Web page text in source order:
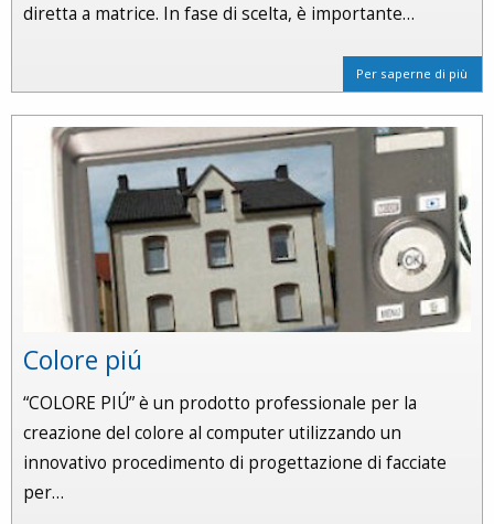
diretta a matrice. In fase di scelta, è importante…
Per saperne di più
Colore piú
“COLORE PIÚ” è un prodotto professionale per la
creazione del colore al computer utilizzando un
innovativo procedimento di progettazione di facciate
per…